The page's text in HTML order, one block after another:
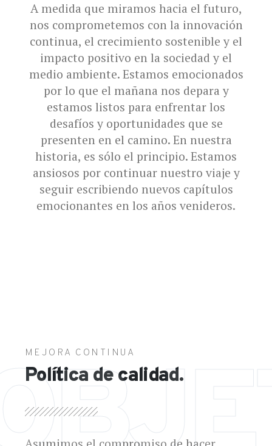
A medida que miramos hacia el futuro,
nos comprometemos con la innovación
continua, el crecimiento sostenible y el
impacto positivo en la sociedad y el
medio ambiente. Estamos emocionados
por lo que el mañana nos depara y
estamos listos para enfrentar los
desafíos y oportunidades que se
presenten en el camino. En nuestra
historia, es sólo el principio. Estamos
ansiosos por continuar nuestro viaje y
seguir escribiendo nuevos capítulos
emocionantes en los años venideros.
MEJORA CONTINUA
Política de calidad.